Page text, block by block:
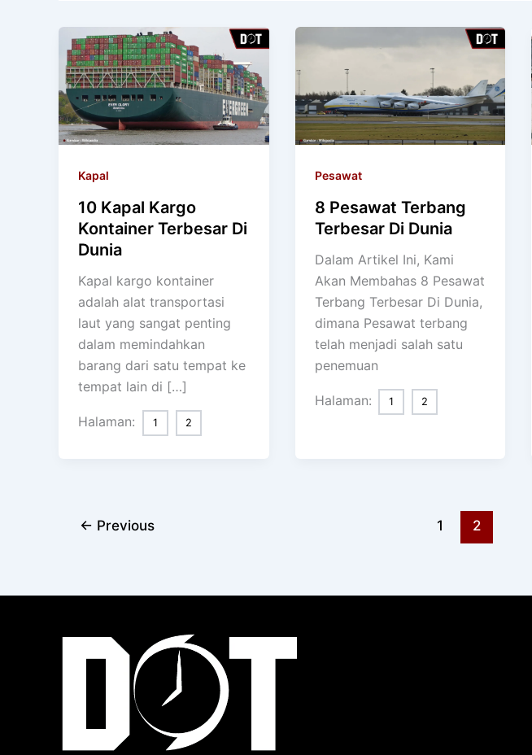
Kapal
10 Kapal Kargo
Kontainer Terbesar Di
Dunia
Kapal kargo kontainer
adalah alat transportasi
laut yang sangat penting
dalam memindahkan
barang dari satu tempat ke
tempat lain di […]
Halaman: 1 2
Pesawat
8 Pesawat Terbang
Terbesar Di Dunia
Dalam Artikel Ini, Kami
Akan Membahas 8 Pesawat
Terbang Terbesar Di Dunia,
dimana Pesawat terbang
telah menjadi salah satu
penemuan
Halaman: 1 2
← Previous 1 2